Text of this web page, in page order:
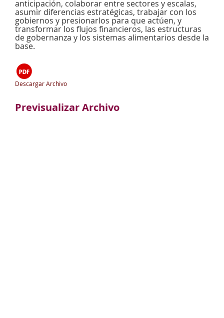
anticipación, colaborar entre sectores y escalas,
asumir diferencias estratégicas, trabajar con los
gobiernos y presionarlos para que actúen, y
transformar los flujos financieros, las estructuras
de gobernanza y los sistemas alimentarios desde la
base.
Descargar Archivo
Previsualizar Archivo